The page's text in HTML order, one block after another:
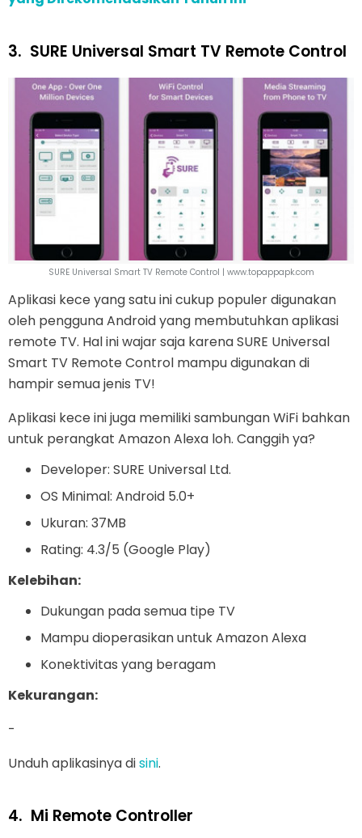
3. SURE Universal Smart TV Remote Control
SURE Universal Smart TV Remote Control | www.topappapk.com
Aplikasi kece yang satu ini cukup populer digunakan
oleh pengguna Android yang membutuhkan aplikasi
remote TV. Hal ini wajar saja karena SURE Universal
Smart TV Remote Control mampu digunakan di
hampir semua jenis TV!
Aplikasi kece ini juga memiliki sambungan WiFi bahkan
untuk perangkat Amazon Alexa loh. Canggih ya?
Developer: SURE Universal Ltd.
OS Minimal: Android 5.0+
Ukuran: 37MB
Rating: 4.3/5 (Google Play)
Kelebihan:
Dukungan pada semua tipe TV
Mampu dioperasikan untuk Amazon Alexa
Konektivitas yang beragam
Kekurangan:
-
Unduh aplikasinya disini.
4. Mi Remote Controller